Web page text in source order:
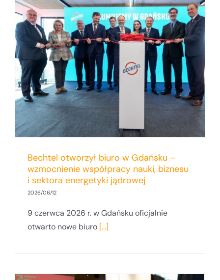
Bechtel otworzył biuro w Gdańsku –
wzmocnienie współpracy nauki, biznesu
i sektora energetyki jądrowej
2026/06/12
9 czerwca 2026 r. w Gdańsku oficjalnie
otwarto nowe biuro [...]